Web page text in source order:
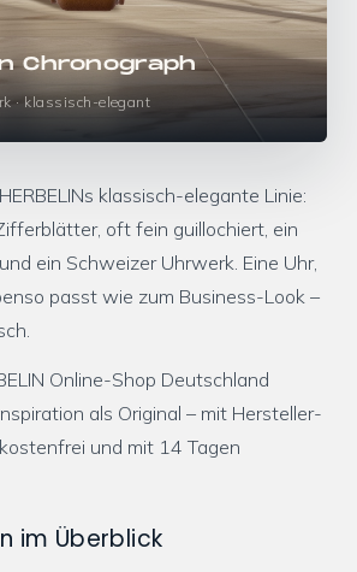
klassisch-elegante Linie:
oft fein guillochiert, ein
ein Schweizer Uhrwerk. Eine Uhr,
passt wie zum Business-Look –
Online-Shop Deutschland
als Original – mit Hersteller-
und mit 14 Tagen
im Überblick
Chronograph
· klassisch-elegant